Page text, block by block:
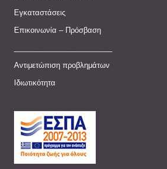
Εγκαταστάσεις
Επικοινωνία – Πρόσβαση
Αντιμετώπιση προβλημάτων
Ιδιωτικότητα